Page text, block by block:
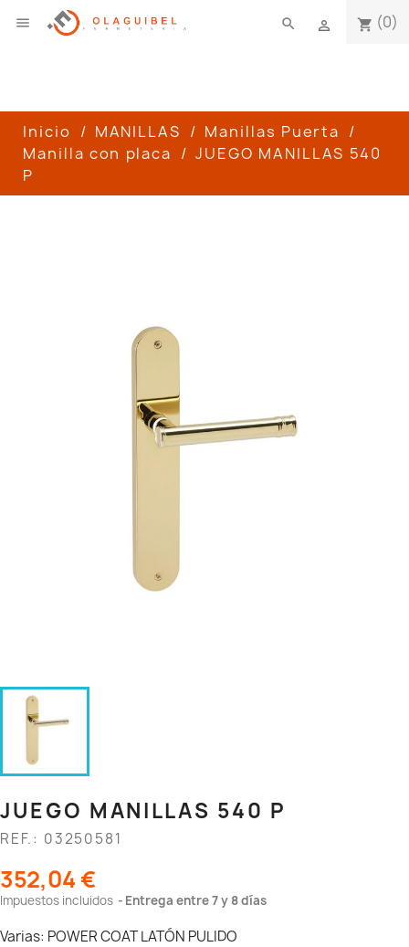
 shopping_cart (0)

search
Inicio MANILLAS
Manillas Puerta
Manilla con placa
JUEGO MANILLAS 540
P
JUEGO MANILLAS 540 P
REF.: 03250581
352,04 €
Impuestos incluidos Entrega entre 7 y 8 días
Varias: POWER COAT LATÓN PULIDO